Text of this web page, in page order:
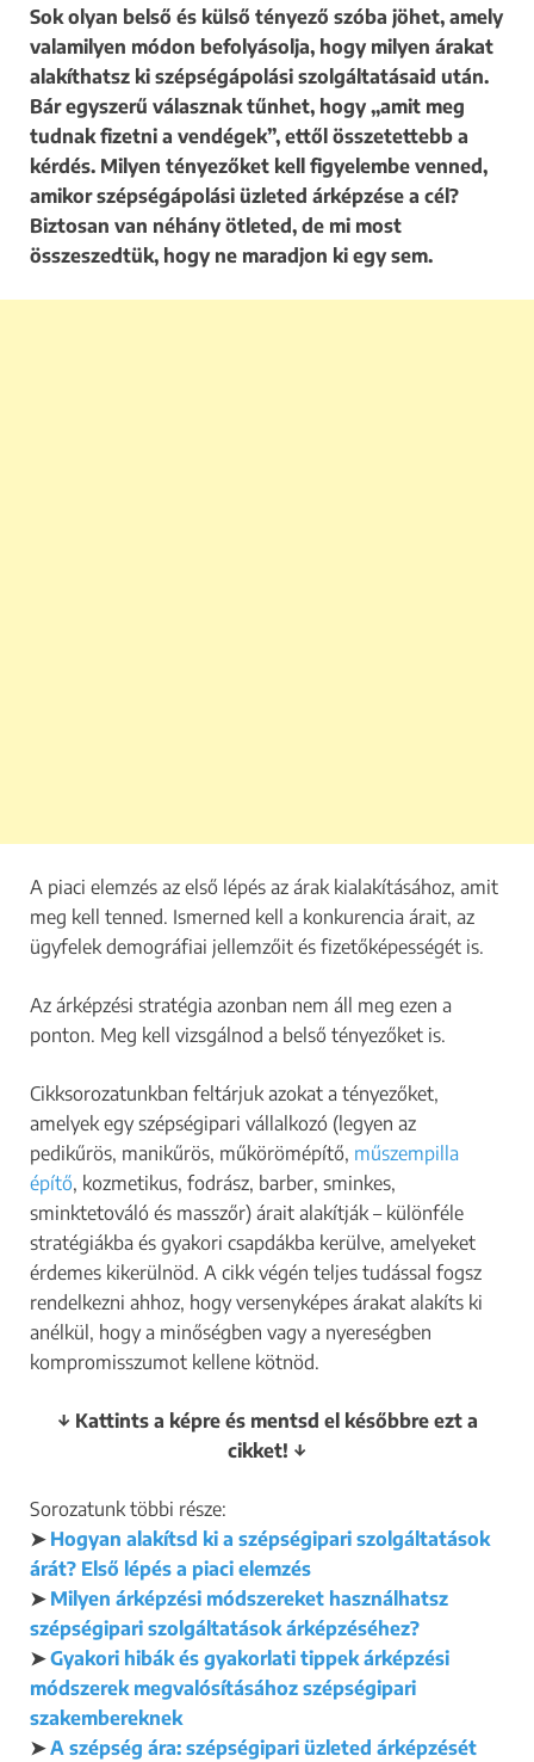
Sok olyan belső és külső tényező szóba jöhet, amely
valamilyen módon befolyásolja, hogy milyen árakat
alakíthatsz ki szépségápolási szolgáltatásaid után.
Bár egyszerű válasznak tűnhet, hogy „amit meg
tudnak fizetni a vendégek”, ettől összetettebb a
kérdés. Milyen tényezőket kell figyelembe venned,
amikor szépségápolási üzleted árképzése a cél?
Biztosan van néhány ötleted, de mi most
összeszedtük, hogy ne maradjon ki egy sem.
A piaci elemzés az első lépés az árak kialakításához, amit
meg kell tenned. Ismerned kell a konkurencia árait, az
ügyfelek demográfiai jellemzőit és fizetőképességét is.
Az árképzési stratégia azonban nem áll meg ezen a
ponton. Meg kell vizsgálnod a belső tényezőket is.
Cikksorozatunkban feltárjuk azokat a tényezőket,
amelyek egy szépségipari vállalkozó (legyen az
pedikűrös, manikűrös, műkörömépítő, műszempilla
építő, kozmetikus, fodrász, barber, sminkes,
sminktetováló és masszőr) árait alakítják – különféle
stratégiákba és gyakori csapdákba kerülve, amelyeket
érdemes kikerülnöd. A cikk végén teljes tudással fogsz
rendelkezni ahhoz, hogy versenyképes árakat alakíts ki
anélkül, hogy a minőségben vagy a nyereségben
kompromisszumot kellene kötnöd.
↓ Kattints a képre és mentsd el későbbre ezt a
cikket! ↓
Sorozatunk többi része:
➤ Hogyan alakítsd ki a szépségipari szolgáltatások
árát? Első lépés a piaci elemzés
➤ Milyen árképzési módszereket használhatsz
szépségipari szolgáltatások árképzéséhez?
➤Gyakori hibák és gyakorlati tippek árképzési
módszerek megvalósításához szépségipari
szakembereknek
➤A szépség ára: szépségipari üzleted árképzését